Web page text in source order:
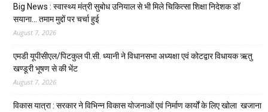
Big News : स्वास्थ्य मंत्री सुबोध उनियाल से भी मिले चिकित्सा शिक्षा निदेशक डॉ
सयाना… तमाम मुद्दों पर चर्चा हुई
August 7, 2026
एमडी यूपीसीएल/पिटकुल पी.सी. ध्यानी ने विधानसभा अध्यक्षा एवं कोटद्वार विधायक ऋतु
खण्डूरी भूषण से की भेंट
August 7, 2026
विकास यात्रा : सरकार ने विभिन्न विकास योजनाओं एवं निर्माण कार्यों के लिए खोला खजाना